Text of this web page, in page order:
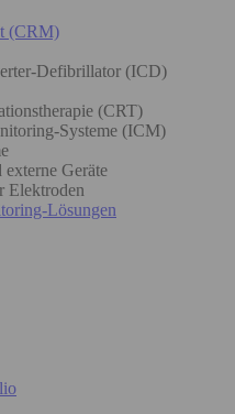
(CRM)
Defibrillator (ICD)
(CRT)
Systeme (ICM)
externe Geräte
Elektroden
Lösungen